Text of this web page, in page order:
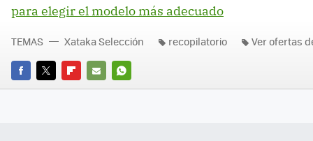
para elegir el modelo más adecuado
FACEBOOK
TWITTERFLIPBOARD
E-
WHATSAPP
TEMAS Xataka Selección recopilatorio Ver ofertas